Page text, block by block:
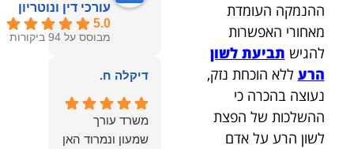
ההנמקה העומדת
מאחורי האפשרות
להגיש תביעת לשון
הרע ללא הוכחת נזק,
נעוצה בהכרה כי
ההשלכות של הפצת
לשון הרע על אדם
עורכי דין ונוטריון
5.0
מבוסס על 94 ביקורות
דיקלה ח.
משרד עורך
שמעון ונמרוד האן